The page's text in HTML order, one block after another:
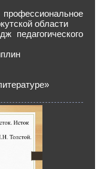
области
педагогического